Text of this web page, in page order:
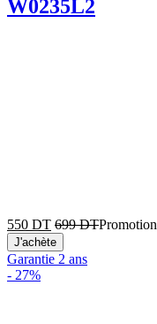
W0235L2
550 DT 699DTPromotion
J'achète
Garantie 2 ans
- 27%